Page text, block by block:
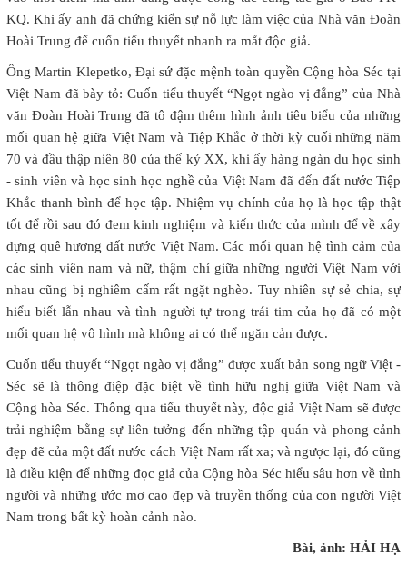
KQ. Khi ấy anh đã chứng kiến sự nỗ lực làm việc của Nhà văn Đoàn
Hoài Trung để cuốn tiểu thuyết nhanh ra mắt độc giả.
Ông Martin Klepetko, Đại sứ đặc mệnh toàn quyền Cộng hòa Séc tại
Việt Nam đã bày tỏ: Cuốn tiểu thuyết “Ngọt ngào vị đắng” của Nhà
văn Đoàn Hoài Trung đã tô đậm thêm hình ảnh tiêu biểu của những
mối quan hệ giữa Việt Nam và Tiệp Khắc ở thời kỳ cuối những năm
70 và đầu thập niên 80 của thế kỷ XX, khi ấy hàng ngàn du học sinh
- sinh viên và học sinh học nghề của Việt Nam đã đến đất nước Tiệp
Khắc thanh bình để học tập. Nhiệm vụ chính của họ là học tập thật
tốt để rồi sau đó đem kinh nghiệm và kiến thức của mình để về xây
dựng quê hương đất nước Việt Nam. Các mối quan hệ tình cảm của
các sinh viên nam và nữ, thậm chí giữa những người Việt Nam với
nhau cũng bị nghiêm cấm rất ngặt nghèo. Tuy nhiên sự sẻ chia, sự
hiểu biết lẫn nhau và tình người tự trong trái tim của họ đã có một
mối quan hệ vô hình mà không ai có thể ngăn cản được.
Cuốn tiểu thuyết “Ngọt ngào vị đắng” được xuất bản song ngữ Việt -
Séc sẽ là thông điệp đặc biệt về tình hữu nghị giữa Việt Nam và
Cộng hòa Séc. Thông qua tiểu thuyết này, độc giả Việt Nam sẽ được
trải nghiệm bằng sự liên tưởng đến những tập quán và phong cảnh
đẹp đẽ của một đất nước cách Việt Nam rất xa; và ngược lại, đó cũng
là điều kiện để những đọc giả của Cộng hòa Séc hiểu sâu hơn về tình
người và những ước mơ cao đẹp và truyền thống của con người Việt
Nam trong bất kỳ hoàn cảnh nào.
Bài, ảnh: HẢI HẠ